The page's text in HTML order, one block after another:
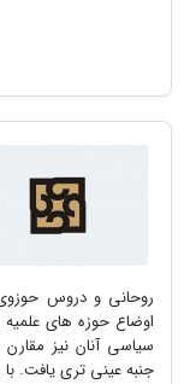
روحانی و دروس حوزوی
اوضاع حوزه های علمیه
سیاسی آنان نیز
جنبه عینی تری یافت. با